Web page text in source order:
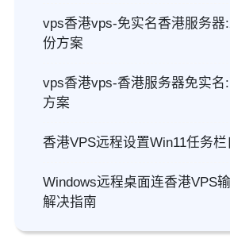
vps香港vps-免实名香港服务器
份方案
vps香港vps-香港服务器免实名
方案
香港VPS远程设置Win11任务
Windows远程桌面连香港VPS
解决指南